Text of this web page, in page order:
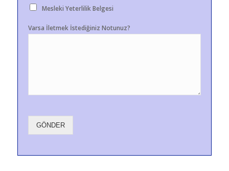
Mesleki Yeterlilik Belgesi
Varsa İletmek İstediğiniz Notunuz?
GÖNDER